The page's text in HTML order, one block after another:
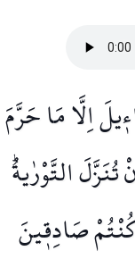
اِلَّا مَا حَرَّمَ
التَّوْرٰيةُۜ
كُنْتُمْ صَادِق۪ينَ